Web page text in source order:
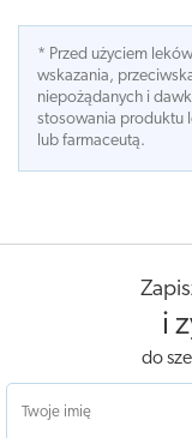
* Przed użyciem
wskazania,
niepożądanych i
stosowania produktu
lub farmaceutą.
i
do